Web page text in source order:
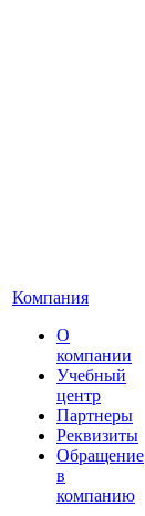
Компания
О
компании
Учебный
центр
Партнеры
Реквизиты
Обращение
в
компанию